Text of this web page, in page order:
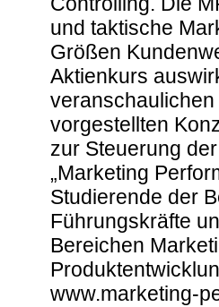
und taktische
Größen
Aktienkurs
vorgestellten
zur Steuerung
„Marketing
Studierende der
Führungskräfte
Bereichen
www.marketing-